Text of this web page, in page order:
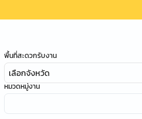
พื้นที่สะดวกรับงาน
เลือกจังหวัด
หมวดหมู่งาน